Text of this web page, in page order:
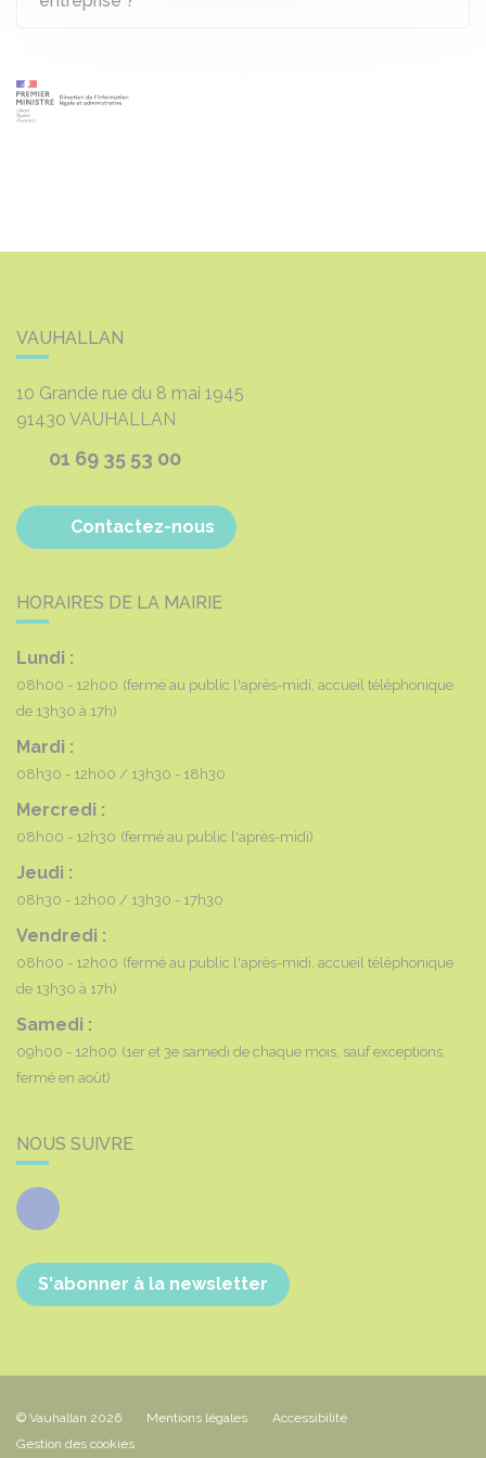
VAUHALLAN
10 Grande rue du 8 mai 1945
91430 VAUHALLAN
01 69 35 53 00
Contactez-nous
HORAIRES DE LA MAIRIE
Lundi :
08h00 - 12h00 (fermé au public l'après-midi, accueil téléphonique
de 13h30 à 17h)
Mardi :
08h30 - 12h00 13h30 - 18h30
Mercredi :
08h00 - 12h30 (fermé au public l'après-midi)
Jeudi :
08h30 - 12h00 13h30 - 17h30
Vendredi :
08h00 - 12h00 (fermé au public l'après-midi, accueil téléphonique
de 13h30 à 17h)
Samedi :
09h00 - 12h00 (1er et 3e samedi de chaque mois, sauf exceptions,
fermé en août)
NOUS SUIVRE
Facebook
S'abonner à la newsletter
© Vauhallan 2026 Mentions légales
Accessibilité
Gestion des cookies